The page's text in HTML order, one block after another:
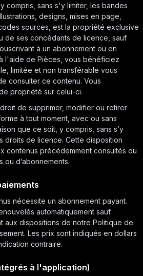
compris, sans s'y limiter, les bandes
designs, mises en page,
sources, est la propriété exclusive
de ses concédants de licence, sauf
à un abonnement ou en
l'aide de Pièces, vous bénéficiez
limitée et non transférable vous
consulter ce contenu. Vous
propriété sur celui-ci.
de supprimer, modifier ou retirer
à tout moment, avec ou sans
que ce soit, y compris, sans s’y
droits de licence. Cette disposition
contenus précédemment consultés ou
ou d’abonnements.
nécessite un abonnement payant.
automatiquement sauf
aux dispositions de notre Politique de
Les prix sont indiqués en dollars
contraire.
à l'application)